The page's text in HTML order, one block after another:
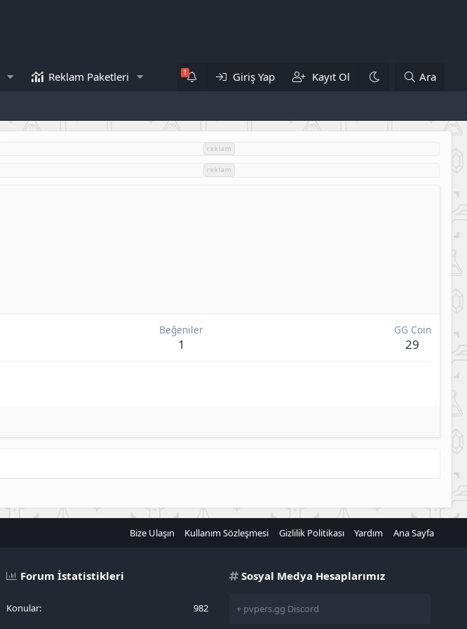
Reklam Paketleri Giriş Yap Kayıt Ol Ara
reklam
reklam
Beğeniler
1
GG Coin
29
Bize Ulaşın Kullanım Sözleşmesi Gizlilik Politikası Yardım Ana Sayfa
Forum İstatistikleri
Konular 982
Sosyal Medya Hesaplarımız
+ pvpers.gg Discord